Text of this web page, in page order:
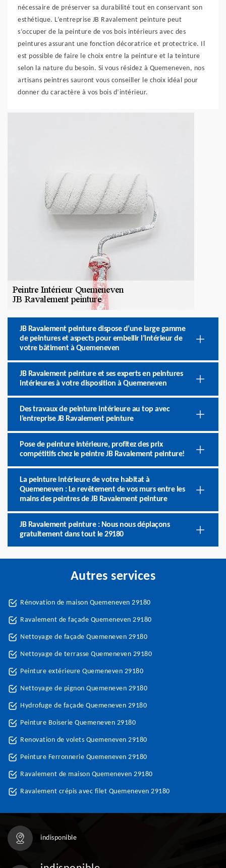
nécessaire de préserver sa durabilité tout en conservant son
esthétique. L’entreprise JB Ravalement peinture peut
s’occuper de la peinture de vos bois intérieurs avec des
peintures assurant une fonction décoratrice et protectrice. Il
est possible de faire le choix entre la peinture et la teinture
selon la nature du besoin. Si vous résidez à Quemeneven, nos
artisans peintres sauront vous conseiller le choix idéal pour
donner du caractère à vos bois d’intérieur.
JB Ravalement peinture dispose d’une large gamme
de peintures et aspects pour embellir l’intérieur de
votre bâtiment à Quemeneven
JB Ravalement peinture et ses experts en peintures
intérieures à votre disposition à Quemeneven
Des travaux de peinture intérieure au top avec
l’entreprise JB Ravalement peinture
Pose de peinture intérieure, profitez des prix
compétitifs chez le peintre JB Ravalement peinture!
La peinture intérieure de votre habitat à
Quemeneven : Le revêtement de vos murs entre les
mains des peintres de JB Ravalement peinture
JB Ravalement peinture : Nous nous déplaçons
gratuitement dans tout le 29180
Autres services
Rénovation de maison Quemeneven 29180
Ravalement de façade Quemeneven 29180
Nettoyage de façade Quemeneven 29180
Nettoyage de terrasse Quemeneven 29180
Peinture extérieure Quemeneven 29180
Nettoyage de pignon Quemeneven 29180
Hydrofuge de façade Quemeneven 29180
Peinture Boiserie Quemeneven 29180
Renovation de volets Quemeneven 29180
Peinture Ferronnerie Quemeneven 29180
Ravalement de maison Quemeneven 29180
Ravalement crépis avec filet Quemeneven 29180
indisponible